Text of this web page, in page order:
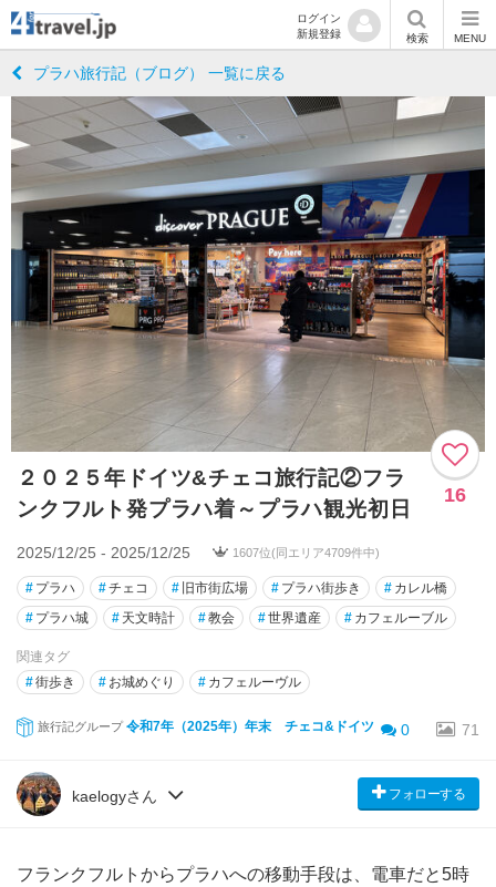
ログイン
新規登録
検索 MENU
プラハ旅行記（ブログ） 一覧に戻る
２０２５年ドイツ&チェコ旅行記②フラ
ンクフルト発プラハ着～プラハ観光初日
16
2025/12/25 - 2025/12/25 1607位(同エリア4709件中)
# プラハ #チェコ # 旧市街広場 # プラハ街歩き # カレル橋
# プラハ城 # 天文時計 #教会 #世界遺産 # カフェルーブル
関連タグ
#街歩き # お城めぐり # カフェルーヴル
旅行記グループ 令和7年（2025年）年末 チェコ&ドイツ 0 71
kaelogyさん フォローする
フランクフルトからプラハへの移動手段は、電車だと5時